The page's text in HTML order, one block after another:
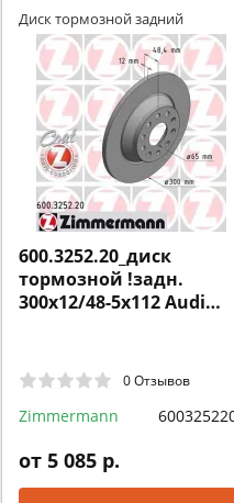
Диск тормозной задний
600.3252.20_диск
тормозной !задн.
300x12/48-5x112 Audi
0 Отзывов
Zimmermann
от 5 085 р.